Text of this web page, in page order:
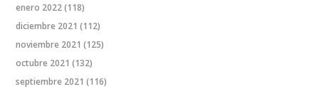
enero 2022(118)
diciembre 2021 (112)
noviembre 2021 (125)
octubre 2021 (132)
septiembre 2021 (116)